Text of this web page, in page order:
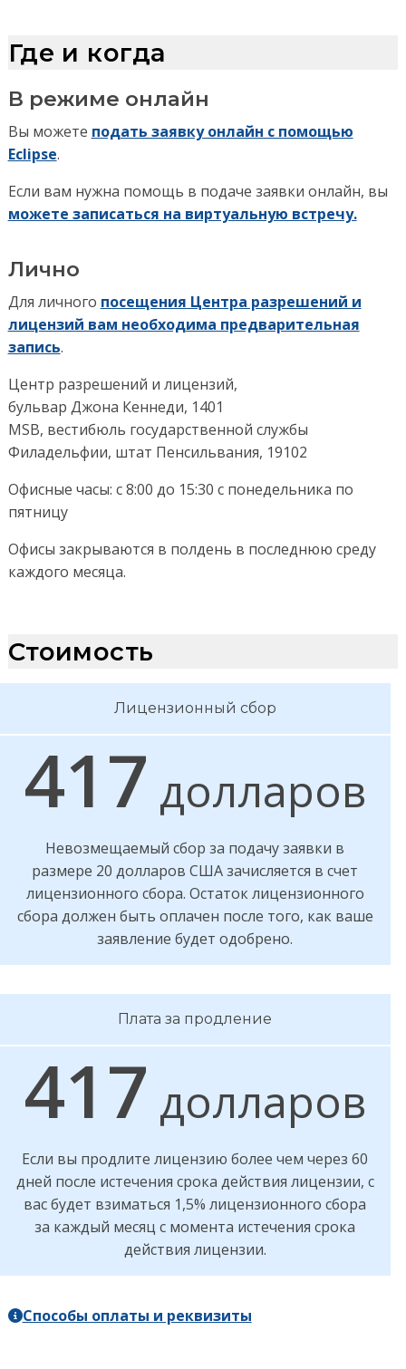
Где и когда
В режиме онлайн
Вы можете подать заявку онлайн с помощью
Eclipse.
Если вам нужна помощь в подаче заявки онлайн, вы
можете записаться на виртуальную встречу.
Лично
Для личного посещения Центра разрешений и
лицензий вам необходима предварительная
запись.
Центр разрешений и лицензий,
бульвар Джона Кеннеди, 1401
MSB, вестибюль государственной службы
Филадельфии, штат Пенсильвания, 19102
Офисные часы: с 8:00 до 15:30 с понедельника по
пятницу
Офисы закрываются в полдень в последнюю среду
каждого месяца.
Стоимость
Лицензионный сбор
417 долларов
Невозмещаемый сбор за подачу заявки в
размере 20 долларов США зачисляется в счет
лицензионного сбора. Остаток лицензионного
сбора должен быть оплачен после того, как ваше
заявление будет одобрено.
Плата за продление
417 долларов
Если вы продлите лицензию более чем через 60
дней после истечения срока действия лицензии, с
вас будет взиматься 1,5% лицензионного сбора
за каждый месяц с момента истечения срока
действия лицензии.
Способы оплаты и реквизиты